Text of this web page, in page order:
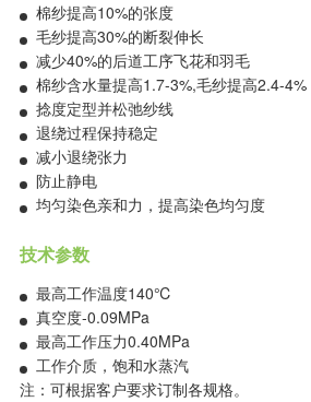
棉纱提高10%的张度
毛纱提高30%的断裂伸长
减少40%的后道工序飞花和羽毛
棉纱含水量提高1.7-3%,毛纱提高2.4-4%
捻度定型并松弛纱线
退绕过程保持稳定
减小退绕张力
防止静电
均匀染色亲和力，提高染色均匀度
技术参数
最高工作温度140℃
真空度-0.09MPa
最高工作压力0.40MPa
工作介质，饱和水蒸汽
注：可根据客户要求订制各规格。